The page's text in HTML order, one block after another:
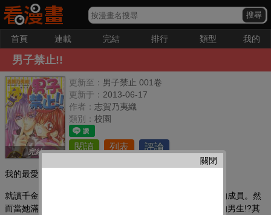
首頁 連載 完結 排行 類型 我的
男子禁止!!
完結
更新至： 男子禁止 001卷
更新于： 2013-06-17
作者： 志賀乃夷織
類別： 校園
閱讀 列表 評論
我的最愛：
就讀千金學校白鷺學園的真緒,當上向往已久的「白鷺會」的成員。然
而當她滿心期待打開學生會大門時,赫然驚見三個正在更衣的男生!?其
關閉